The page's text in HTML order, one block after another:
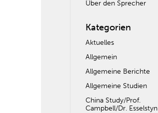
Über den Sprecher
Kategorien
Aktuelles
Allgemein
Allgemeine Berichte
Allgemeine Studien
China Study/Prof.
Campbell/Dr. Esselstyn